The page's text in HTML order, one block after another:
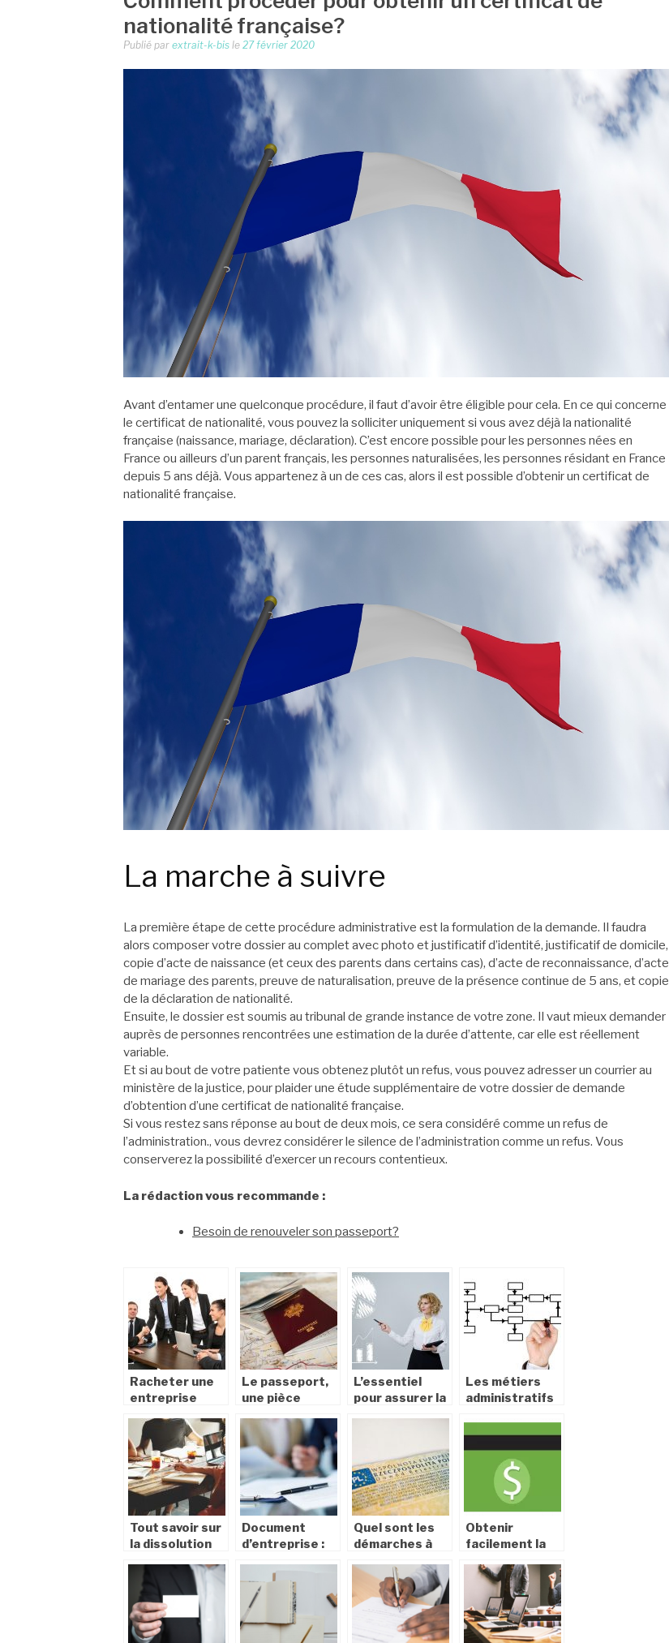
nationalité française?
Publié par extrait-k-bis le 27 février 2020
Avant d’entamer une quelconque procédure, il faut d’avoir être éligible pour cela. En ce qui concerne
le certificat de nationalité, vous pouvez la solliciter uniquement si vous avez déjà la nationalité
française (naissance, mariage, déclaration). C’est encore possible pour les personnes nées en
France ou ailleurs d’un parent français, les personnes naturalisées, les personnes résidant en France
depuis 5 ans déjà. Vous appartenez à un de ces cas, alors il est possible d’obtenir un certificat de
nationalité française.
La marche à suivre
La première étape de cette procédure administrative est la formulation de la demande. Il faudra
alors composer votre dossier au complet avec photo et justificatif d’identité, justificatif de domicile,
copie d’acte de naissance (et ceux des parents dans certains cas), d’acte de reconnaissance, d’acte
de mariage des parents, preuve de naturalisation, preuve de la présence continue de 5 ans, et copie
de la déclaration de nationalité.
Ensuite, le dossier est soumis au tribunal de grande instance de votre zone. Il vaut mieux demander
auprès de personnes rencontrées une estimation de la durée d’attente, car elle est réellement
variable.
Et si au bout de votre patiente vous obtenez plutôt un refus, vous pouvez adresser un courrier au
ministère de la justice, pour plaider une étude supplémentaire de votre dossier de demande
d’obtention d’une certificat de nationalité française.
Si vous restez sans réponse au bout de deux mois, ce sera considéré comme un refus de
l’administration., vous devrez considérer le silence de l’administration comme un refus. Vous
conserverez la possibilité d’exercer un recours contentieux.
La rédaction vous recommande :
Besoin de renouveler son passeport?
Racheter une
entreprise
Le passeport,
une pièce
pour les
déplacements
L’essentiel
pour assurer la
dans le temps
Les métiers
administratifs
Tout savoir sur
la dissolution
entreprise
Document
d’entreprise :
l’extrait Kbis
Quel sont les
démarches à
obtenir sa
carte grise en
ligne ?
Obtenir
facilement la
américaine